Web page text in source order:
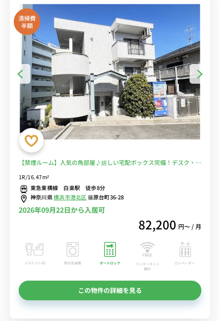
清掃費
半額
【禁煙ルーム】人気の角部屋♪嬉しい宅配ボックス完備！デスク・チ
浜キャンパスまで徒歩通学■選べるWi-Fi格安レンタル中！
1R/16.47m²
東急東横線 白楽駅 徒歩8分
神奈川県横浜市港北区篠原台町36-28
2026年09月22日から入居可
82,200 円〜 / 月
バストイレ別 室内洗濯機 オートロック
インターネット
無料
エレベーター
この物件の詳細を見る